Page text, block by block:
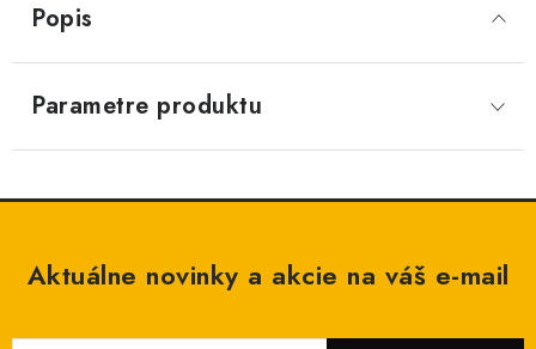
Popis
Parametre produktu
Aktuálne novinky a akcie na váš e-mail